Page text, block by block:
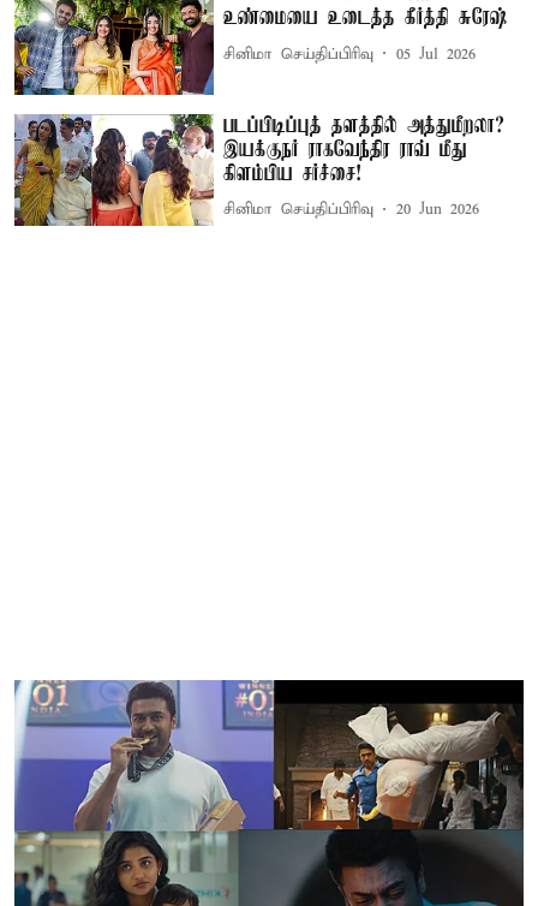
உண்மையை உடைத்த கீர்த்தி சுரேஷ்
சினிமா செய்திப்பிரிவு 05 Jul 2026
படப்பிடிப்புத் தளத்தில் அத்துமீறலா?
இயக்குநர் ராகவேந்திர ராவ் மீது
கிளம்பிய சர்ச்சை!
சினிமா செய்திப்பிரிவு 20 Jun 2026